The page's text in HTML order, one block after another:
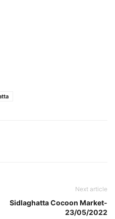
Next article
Sidlaghatta Cocoon Market-
23/05/2022